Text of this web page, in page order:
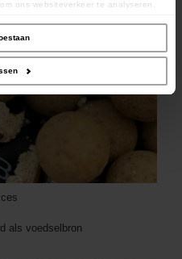
ons websiteverkeer te analyseren.
partners kunnen deze gegevens
ze heeft verstrekt of die ze hebben
services.
als voedselbron